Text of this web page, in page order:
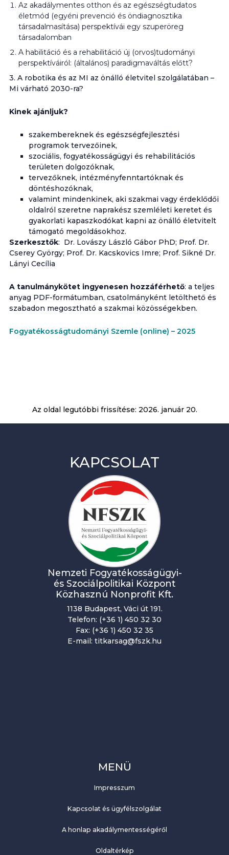
Az akadálymentes otthon és az egészségtudatos
életmód (egyéni prevenció és öndiagnosztika
társadalmasítása) perspektívái egy szuperöreg
társadalomban
A habilitáció és a rehabilitáció új (orvos)tudományi
perspektíváiról: (általános) paradigmaváltás előtt?
3. A robotika és az MI az önálló életvitel szolgálatában –
Mi várható 2030-ra?
Kinek ajánljuk?
szakembereknek és egészségfejlesztési
programok tervezőinek,
szociális, fogyatékosságügyi és rehabilitációs
területen dolgozóknak,
tervezőknek, intézményfenntartóknak és
döntéshozóknak,
valamint mindenkinek, aki szakmai vagy érdeklődői
oldalról szeretne naprakész szemléleti keretet és
gyakorlati kapaszkodókat kapni az önálló életvitelt
támogató megoldásokhoz.
Szerkesztők: Dr. Lovászy László Gábor PhD; Prof. Dr.
Cserey György; Prof. Dr. Kacskovics Imre; Prof. Sikné Dr.
Lányi Cecília
A tanulmánykötet ingyenesen hozzáférhető: a teljes
anyag PDF-formátumban, csatolmányként letölthető és
szabadon megosztható a szakmai közösségekben.
Fogyatékosságtudományi Szemle (online) – 2025
Az oldal legutóbbi frissítése: 2026. január 20.
KAPCSOLAT
Nemzeti Fogyatékosságügyi-
és Szociálpolitikai Központ
Közhasznú Nonprofit Kft.
1138 Budapest, Váci út 191.
Telefon: (+36 1) 450 32 30
Fax: (+36 1) 450 32 35
E-mail: titkarsag@fszk.hu
MENÜ
Impresszum
Kapcsolat és ügyfélszolgálat
A honlap akadálymentességéről
Oldaltérkép